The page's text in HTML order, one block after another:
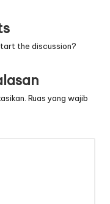
the discussion?
Ruas yang wajib